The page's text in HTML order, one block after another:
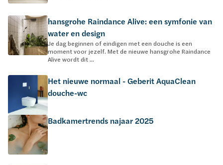
hansgrohe Raindance Alive: een symfonie van
water en design
Je dag beginnen of eindigen met een douche is een
moment voor jezelf. Met de nieuwe hansgrohe Raindance
Alive wordt dit ...
Het nieuwe normaal - Geberit AquaClean
douche-wc
Badkamertrends najaar 2025